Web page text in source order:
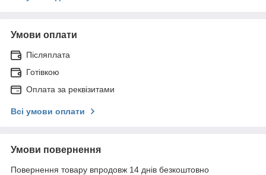
Умови оплати
Післяплата
Готівкою
Оплата за реквізитами
Всі умови оплати
Умови повернення
Повернення товару впродовж 14 днів безкоштовно